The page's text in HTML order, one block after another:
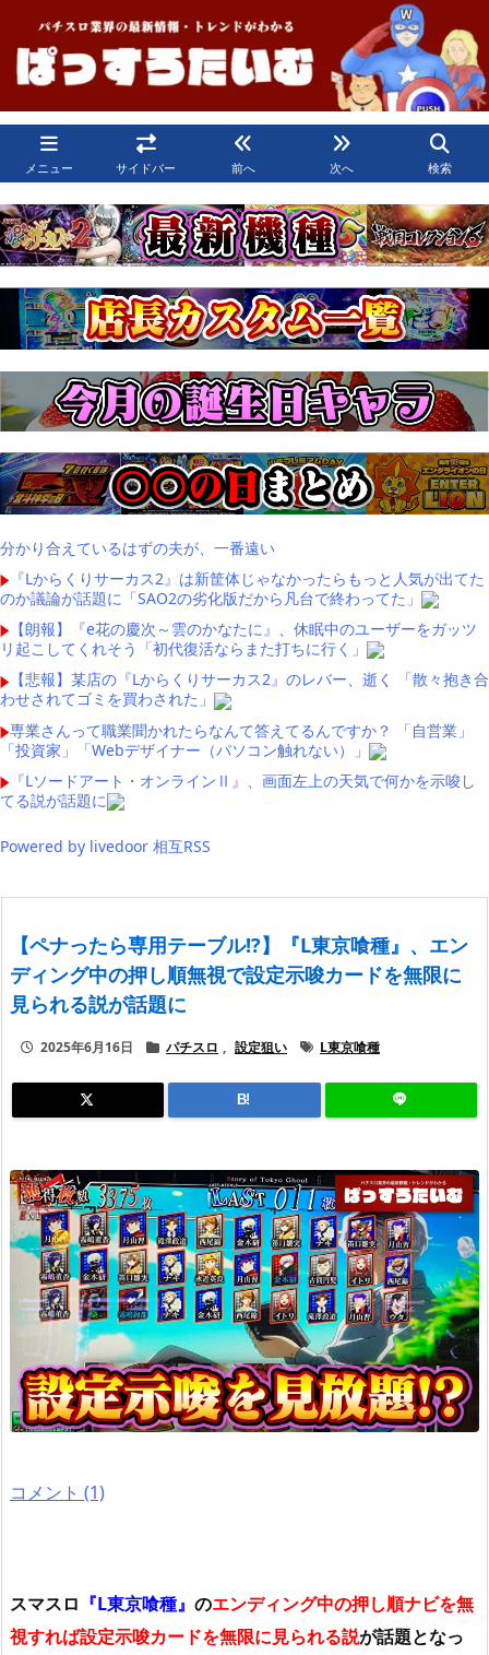
メニュー サイドバー 前へ 次へ 検索
分かり合えているはずの夫が、一番遠い
『Lからくりサーカス2』は新筐体じゃなかったらもっと人気が出てた
のか議論が話題に「SAO2の劣化版だから凡台で終わってた」
【朗報】『e花の慶次～雲のかなたに』、休眠中のユーザーをガッツ
リ起こしてくれそう「初代復活ならまた打ちに行く」
【悲報】某店の『Lからくりサーカス2』のレバー、逝く 「散々抱き合
わせされてゴミを買わされた」
専業さんって職業聞かれたらなんて答えてるんですか？ 「自営業」
「投資家」「Webデザイナー（パソコン触れない）」
『Lソードアート・オンラインⅡ』、画面左上の天気で何かを示唆し
てる説が話題に
Powered by livedoor 相互RSS
【ペナったら専用テーブル!?】『L東京喰種』、エン
ディング中の押し順無視で設定示唆カードを無限に
見られる説が話題に
2025年6月16日 パチスロ , 設定狙い L東京喰種
B!
コメント (1)
スマスロ 『L東京喰種』 のエンディング中の押し順ナビを無
視すれば設定示唆カードを無限に見られる説が話題となっ